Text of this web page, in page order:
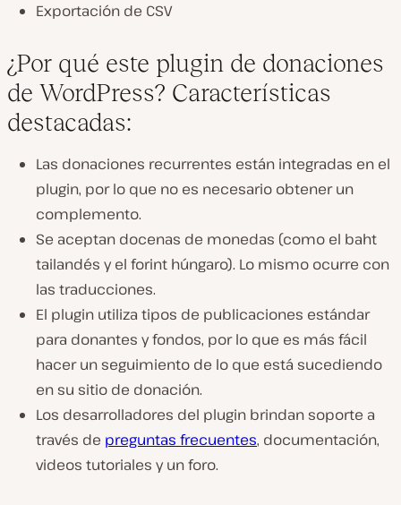
Exportación de CSV
¿Por qué este plugin de donaciones
de WordPress? Características
destacadas:
Las donaciones recurrentes están integradas en el
plugin, por lo que no es necesario obtener un
complemento.
Se aceptan docenas de monedas (como el baht
tailandés y el forint húngaro). Lo mismo ocurre con
las traducciones.
El plugin utiliza tipos de publicaciones estándar
para donantes y fondos, por lo que es más fácil
hacer un seguimiento de lo que está sucediendo
en su sitio de donación.
Los desarrolladores del plugin brindan soporte a
través de preguntas frecuentes, documentación,
videos tutoriales y un foro.